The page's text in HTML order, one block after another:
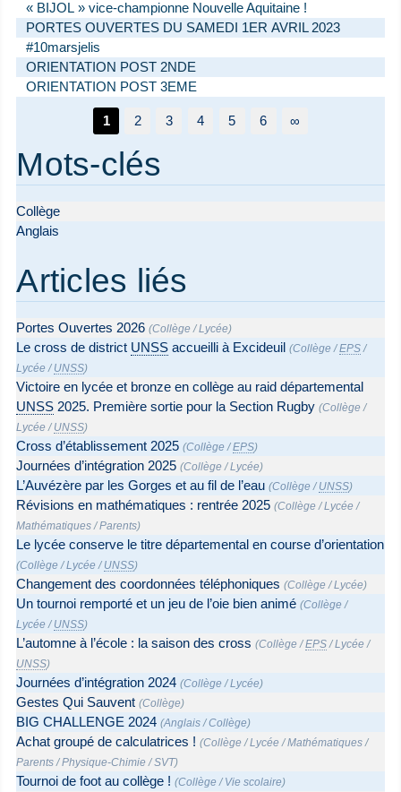
« BIJOL » vice-championne Nouvelle Aquitaine !
PORTES OUVERTES DU SAMEDI 1ER AVRIL 2023
#10marsjelis
ORIENTATION POST 2NDE
ORIENTATION POST 3EME
1 2 3 4 5 6 ∞
Mots-clés
Collège
Anglais
Articles liés
Portes Ouvertes 2026 (Collège /Lycée)
Le cross de district UNSS accueilli à Excideuil (Collège /EPS /
Lycée / UNSS)
Victoire en lycée et bronze en collège au raid départemental
UNSS 2025. Première sortie pour la Section Rugby (Collège /
Lycée / UNSS)
Cross d’établissement 2025 (Collège /EPS)
Journées d’intégration 2025 (Collège /Lycée)
L’Auvézère par les Gorges et au fil de l’eau (Collège / UNSS)
Révisions en mathématiques : rentrée 2025 (Collège /Lycée /
Mathématiques /Parents)
Le lycée conserve le titre départemental en course d’orientation
(Collège /Lycée / UNSS)
Changement des coordonnées téléphoniques (Collège /Lycée)
Un tournoi remporté et un jeu de l’oie bien animé (Collège /
Lycée / UNSS)
L’automne à l’école : la saison des cross (Collège /EPS /Lycée /
UNSS)
Journées d’intégration 2024 (Collège /Lycée)
Gestes Qui Sauvent (Collège)
BIG CHALLENGE 2024 (Anglais /Collège)
Achat groupé de calculatrices ! (Collège /Lycée /Mathématiques /
Parents /Physique-Chimie /SVT)
Tournoi de foot au collège ! (Collège / Vie scolaire)